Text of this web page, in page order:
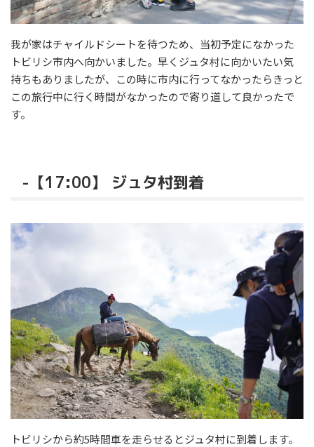
我が家はチャイルドシートを待つため、当初予定になかった
トビリシ市内へ向かいました。早くジュタ村に向かいたい気
持ちもありましたが、この時に市内に行ってなかったらきっと
この旅行中に行く時間がなかったので寄り道して良かったで
す。
-【17:00】 ジュタ村到着
トビリシから約5時間車を走らせるとジュタ村に到着します。